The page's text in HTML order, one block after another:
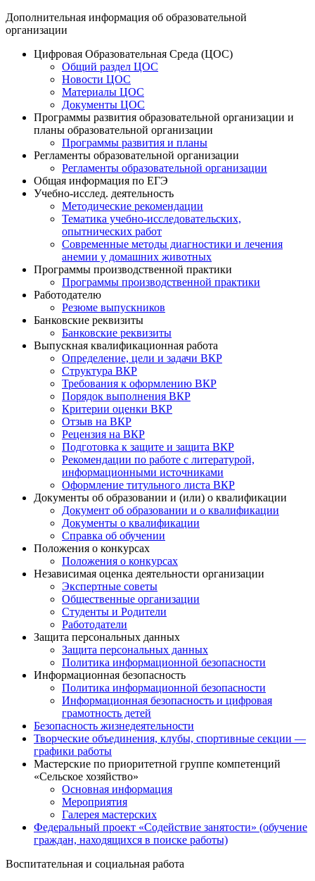
Дополнительная информация об образовательной
организации
Цифровая Образовательная Среда (ЦОС)
Общий раздел ЦОС
Новости ЦОС
Материалы ЦОС
Документы ЦОС
Программы развития образовательной организации и
планы образовательной организации
Программы развития и планы
Регламенты образовательной организации
Регламенты образовательной организации
Общая информация по ЕГЭ
Учебно-исслед. деятельность
Методические рекомендации
Тематика учебно-исследовательских,
опытнических работ
Современные методы диагностики и лечения
анемии у домашних животных
Программы производственной практики
Программы производственной практики
Работодателю
Резюме выпускников
Банковские реквизиты
Банковские реквизиты
Выпускная квалификационная работа
Определение, цели и задачи ВКР
Структура ВКР
Требования к оформлению ВКР
Порядок выполнения ВКР
Критерии оценки ВКР
Отзыв на ВКР
Рецензия на ВКР
Подготовка к защите и защита ВКР
Рекомендации по работе с литературой,
информационными источниками
Оформление титульного листа ВКР
Документы об образовании и (или) о квалификации
Документ об образовании и о квалификации
Документы о квалификации
Справка об обучении
Положения о конкурсах
Положения о конкурсах
Независимая оценка деятельности организации
Экспертные советы
Общественные организации
Студенты и Родители
Работодатели
Защита персональных данных
Защита персональных данных
Политика информационной безопасности
Информационная безопасность
Политика информационной безопасности
Информационная безопасность и цифровая
грамотность детей
Безопасность жизнедеятельности
Творческие объединения, клубы, спортивные секции —
графики работы
Мастерские по приоритетной группе компетенций
«Сельское хозяйство»
Основная информация
Мероприятия
Галерея мастерских
Федеральный проект «Содействие занятости» (обучение
граждан, находящихся в поиске работы)
Воспитательная и социальная работа